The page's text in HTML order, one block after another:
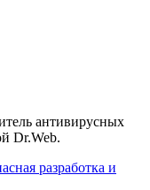
антивирусных
Dr.Web.
разработка и